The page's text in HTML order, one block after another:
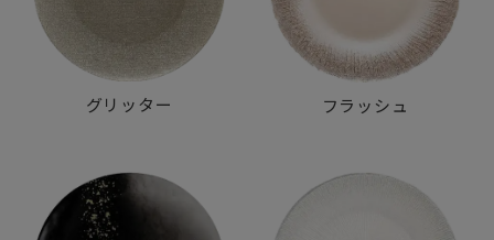
グリッター フラッシュ